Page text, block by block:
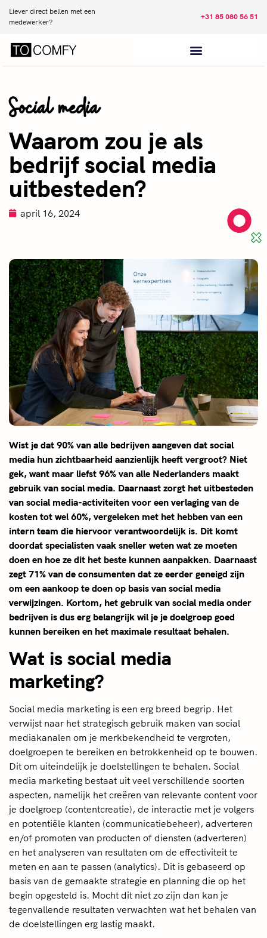
Liever direct bellen met een
medewerker?
+31 85 080 56 51
Social media
Waarom zou je als
bedrijf social media
uitbesteden?
april 16, 2024
Wist je dat 90% van alle bedrijven aangeven dat social
media hun zichtbaarheid aanzienlijk heeft vergroot? Niet
gek, want maar liefst 96% van alle Nederlanders maakt
gebruik van social media. Daarnaast zorgt het uitbesteden
van social media-activiteiten voor een verlaging van de
kosten tot wel 60%, vergeleken met het hebben van een
intern team die hiervoor verantwoordelijk is. Dit komt
doordat specialisten vaak sneller weten wat ze moeten
doen en hoe ze dit het beste kunnen aanpakken. Daarnaast
zegt 71% van de consumenten dat ze eerder geneigd zijn
om een aankoop te doen op basis van social media
verwijzingen. Kortom, het gebruik van social media onder
bedrijven is dus erg belangrijk wil je je doelgroep goed
kunnen bereiken en het maximale resultaat behalen.
Wat is social media
marketing?
Social media marketing is een erg breed begrip. Het
verwijst naar het strategisch gebruik maken van social
mediakanalen om je merkbekendheid te vergroten,
doelgroepen te bereiken en betrokkenheid op te bouwen.
Dit om uiteindelijk je doelstellingen te behalen. Social
media marketing bestaat uit veel verschillende soorten
aspecten, namelijk het creëren van relevante content voor
je doelgroep (contentcreatie), de interactie met je volgers
en potentiële klanten (communicatiebeheer), adverteren
en/of promoten van producten of diensten (adverteren)
en het analyseren van resultaten om de effectiviteit te
meten en aan te passen (analytics). Dit is gebaseerd op
basis van de gemaakte strategie en planning die op het
begin opgesteld is. Mocht dit niet zo zijn dan kan je
tegenvallende resultaten verwachten wat het behalen van
de doelstellingen erg lastig maakt.